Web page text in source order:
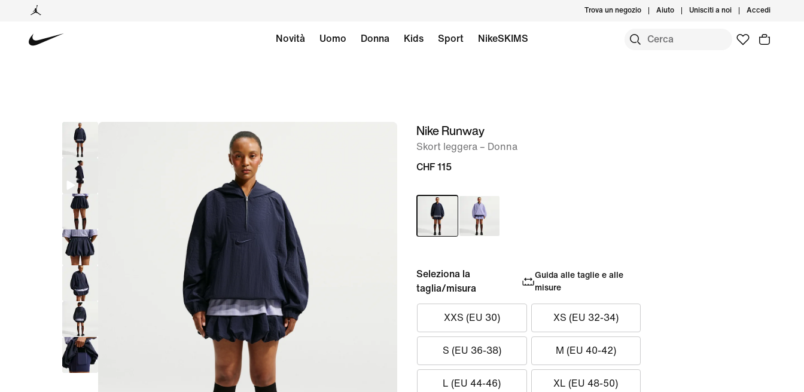
Trova un negozio Aiuto Unisciti a noi Accedi
Novità Uomo Donna Kids Sport NikeSKIMS
immagine
Nike Runway
Skort leggera – Donna
CHF 115
Seleziona la
taglia/misura
Guida alle taglie e alle
misure
XXS (EU 30) XS (EU 32-34)
S (EU 36-38) M (EU 40-42)
L (EU 44-46) XL (EU 48-50)